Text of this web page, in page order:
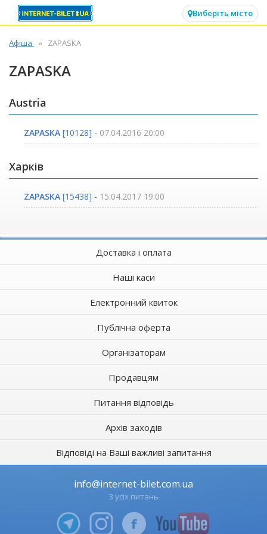
Виберіть місто
Афіша ZAPASKA
ZAPASKA
Austria
ZAPASKA [10128] - 07.04.2016 20:00
Харків
ZAPASKA [15438] - 15.04.2017 19:00
Доставка і оплата
Наші каси
Електронний квиток
Публічна оферта
Організаторам
Продавцям
Питання відповідь
Архів заходів
Відповіді на Ваші важливі запитання
info@internet-bilet.com.ua
З усіх питань